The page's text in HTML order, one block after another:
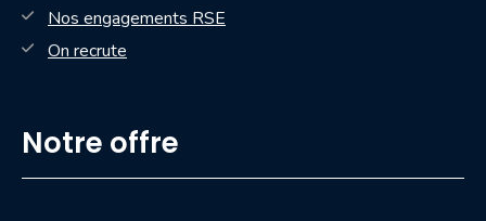
Nos engagements RSE
On recrute
Notre offre